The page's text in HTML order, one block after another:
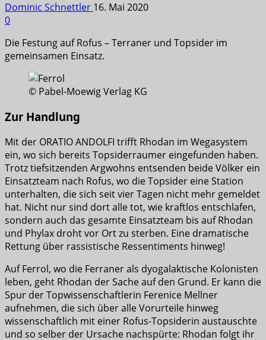
Dominic Schnettler 16. Mai 2020
0
Die Festung auf Rofus – Terraner und Topsider im
gemeinsamen Einsatz.
© Pabel-Moewig Verlag KG
Zur Handlung
Mit der ORATIO ANDOLFI trifft Rhodan im Wegasystem
ein, wo sich bereits Topsiderraumer eingefunden haben.
Trotz tiefsitzenden Argwohns entsenden beide Völker ein
Einsatzteam nach Rofus, wo die Topsider eine Station
unterhalten, die sich seit vier Tagen nicht mehr gemeldet
hat. Nicht nur sind dort alle tot, wie kraftlos entschlafen,
sondern auch das gesamte Einsatzteam bis auf Rhodan
und Phylax droht vor Ort zu sterben. Eine dramatische
Rettung über rassistische Ressentiments hinweg!
Auf Ferrol, wo die Ferraner als dyogalaktische Kolonisten
leben, geht Rhodan der Sache auf den Grund. Er kann die
Spur der Topwissenschaftlerin Ferenice Mellner
aufnehmen, die sich über alle Vorurteile hinweg
wissenschaftlich mit einer Rofus-Topsiderin austauschte
und so selber der Ursache nachspürte: Rhodan folgt ihr